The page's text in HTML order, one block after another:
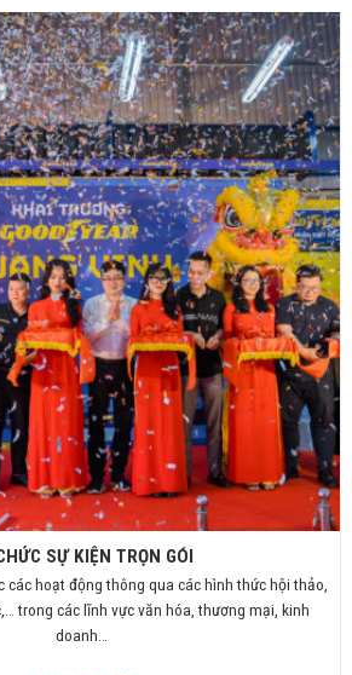
SỰ KIỆN TRỌN GÓI
các hoạt động thông qua các hình thức hội thảo,
trong các lĩnh vực văn hóa, thương mại, kinh
doanh…